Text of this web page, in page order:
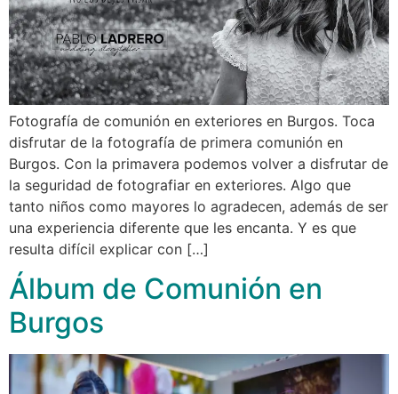
Fotografía de comunión en exteriores en Burgos. Toca
disfrutar de la fotografía de primera comunión en
Burgos. Con la primavera podemos volver a disfrutar de
la seguridad de fotografiar en exteriores. Algo que
tanto niños como mayores lo agradecen, además de ser
una experiencia diferente que les encanta. Y es que
resulta difícil explicar con […]
Álbum de Comunión en
Burgos